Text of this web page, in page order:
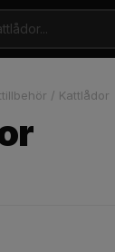
/ Kattlådor